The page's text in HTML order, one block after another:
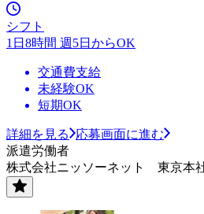
シフト
1日8時間 週5日からOK
交通費支給
未経験OK
短期OK
詳細を見る
応募画面に進む
派遣労働者
株式会社ニッソーネット 東京本